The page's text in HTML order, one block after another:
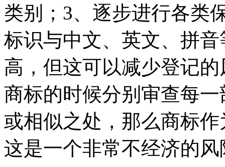
类别；3、逐步进行各类
标识与中文、英文、拼
高，但这可以减少登记
商标的时候分别审查每
或相似之处，那么商标
这是一个非常不经济的风